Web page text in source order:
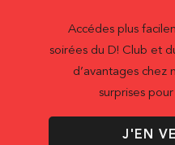
Accédes plus
soirées du D! Club et
d’avantages chez
surprises
J'EN